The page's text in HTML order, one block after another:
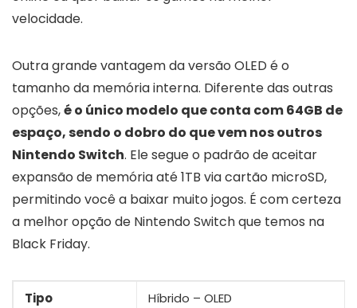
velocidade.
Outra grande vantagem da versão OLED é o
tamanho da memória interna. Diferente das outras
opções,é o único modelo que conta com 64GB de
espaço, sendo o dobro do que vem nos outros
Nintendo Switch. Ele segue o padrão de aceitar
expansão de memória até 1TB via cartão microSD,
permitindo você a baixar muito jogos. É com certeza
a melhor opção de Nintendo Switch que temos na
Black Friday.
Tipo Híbrido – OLED